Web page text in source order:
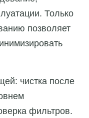
Только
позволяет
чистка после
фильтров.